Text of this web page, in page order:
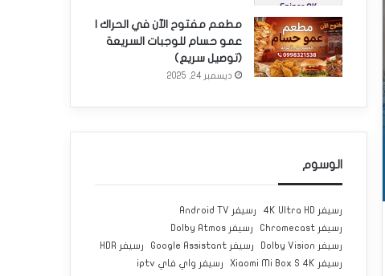
مطعم مفتوح الآن في الحراك |
عمو حسام للوجبات السريعة
(توصيل سريع)
ديسمبر 24, 2025
الوسوم
رسيفر 4K Ultra HD
رسيفر Android TV
رسيفر Chromecast
رسيفر Dolby Atmos
رسيفر Dolby Vision
رسيفر Google Assistant
رسيفر HDR
رسيفر Xiaomi Mi Box S 4K
رسيفر واي فاي iptv